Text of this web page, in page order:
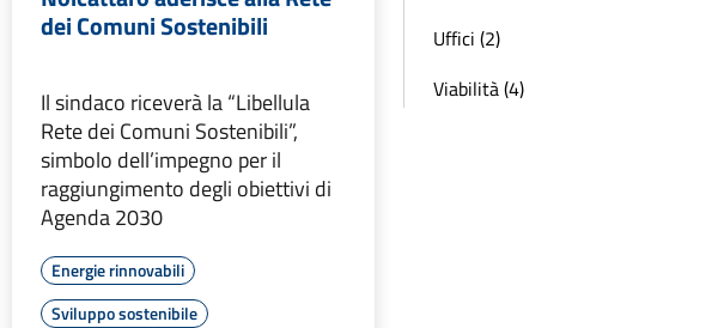
dei Comuni Sostenibili
Il sindaco riceverà la “Libellula
Rete dei Comuni Sostenibili”,
simbolo dell’impegno per il
raggiungimento degli obiettivi di
Agenda 2030
Energie rinnovabili
Sviluppo sostenibile
Uffici (2)
Viabilità (4)